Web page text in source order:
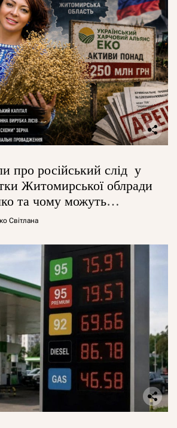
про російський слід у
Житомирської облради
та чому можуть
Світлана